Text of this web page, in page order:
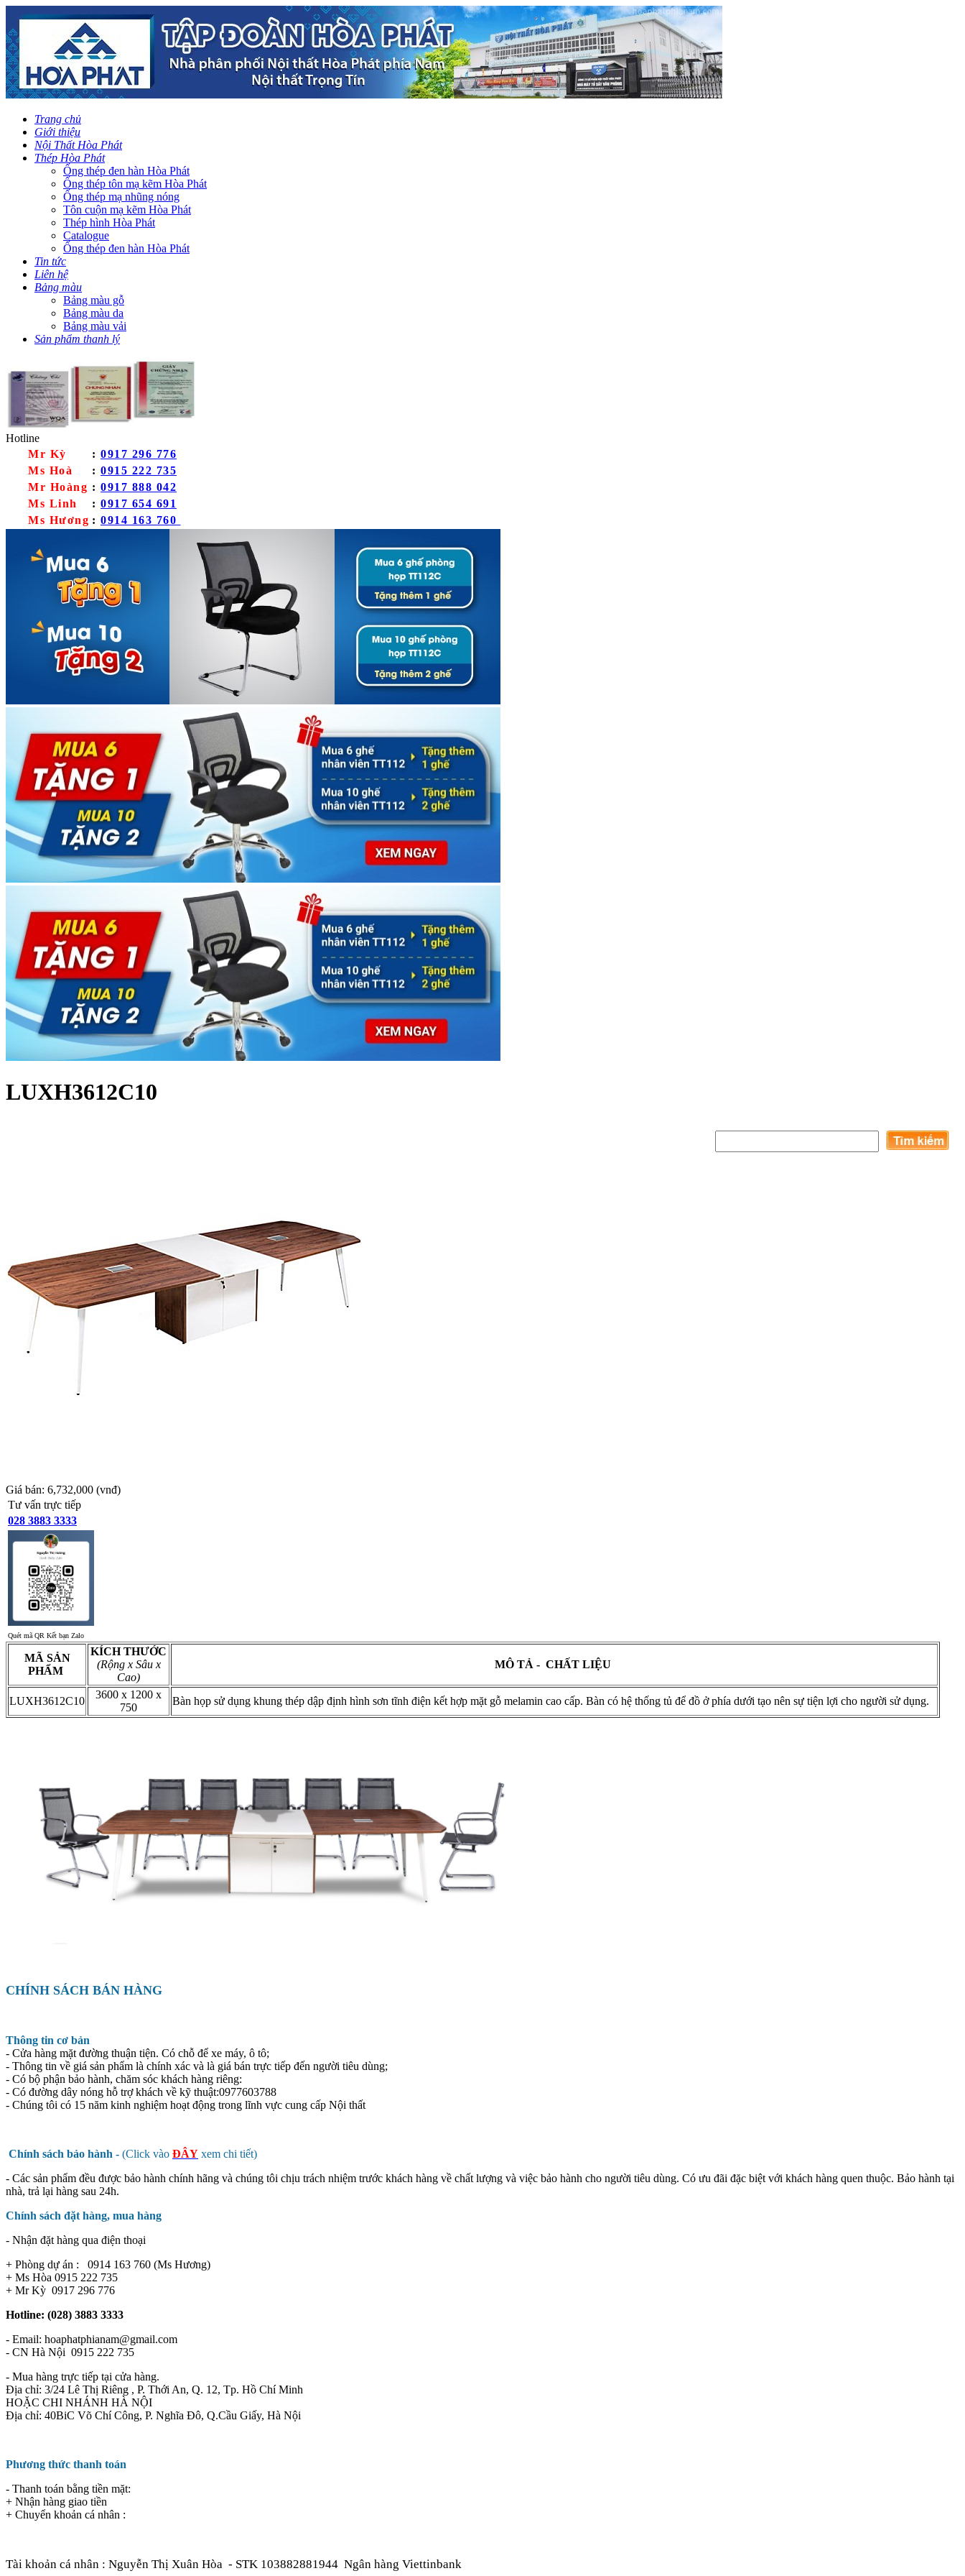
Trang chủ
Giới thiệu
Nội Thất Hòa Phát
Thép Hòa Phát
Ống thép đen hàn Hòa Phát
Ống thép tôn mạ kẽm Hòa Phát
Ống thép mạ nhũng nóng
Tôn cuộn mạ kẽm Hòa Phát
Thép hình Hòa Phát
Catalogue
Ống thép đen hàn Hòa Phát
Tin tức
Liên hệ
Bảng màu
Bảng màu gỗ
Bảng màu da
Bảng màu vải
Sản phẩm thanh lý
Hotline
Mr Kỳ
: 0917 296 776
Ms Hoà
: 0915 222 735
Mr Hoàng : 0917 888 042
Ms Linh
: 0917 654 691
Ms Hương : 0914 163 760
LUXH3612C10
Giá bán: 6,732,000 (vnđ)
Tư vấn trực tiếp
028 3883 3333
Quét mã QR Kết bạn Zalo
MÃ SẢN
PHẨM
KÍCH THƯỚC
(Rộng x Sâu x
Cao)
MÔ TẢ - CHẤT LIỆU
LUXH3612C10
3600 x 1200 x
750
Bàn họp sử dụng khung thép dập định hình sơn tĩnh điện kết hợp mặt gỗ melamin cao cấp. Bàn có hệ thống tủ để đồ ở phía dưới tạo nên sự tiện lợi cho người sử dụng.
CHÍNH SÁCH BÁN HÀNG
Thông tin cơ bản
- Cửa hàng mặt đường thuận tiện. Có chỗ để xe máy, ô tô;
- Thông tin về giá sản phẩm là chính xác và là giá bán trực tiếp đến người tiêu dùng;
- Có bộ phận bảo hành, chăm sóc khách hàng riêng:
- Có đường dây nóng hỗ trợ khách về kỹ thuật:0977603788
- Chúng tôi có 15 năm kinh nghiệm hoạt động trong lĩnh vực cung cấp Nội thất
Chính sách bảo hành - (Click vào ĐÂY xem chi tiết)
- Các sản phẩm đều được bảo hành chính hãng và chúng tôi chịu trách nhiệm trước khách hàng về chất lượng và việc bảo hành cho người tiêu dùng. Có ưu đãi đặc biệt với khách hàng quen thuộc. Bảo hành tại
nhà, trả lại hàng sau 24h.
Chính sách đặt hàng, mua hàng
- Nhận đặt hàng qua điện thoại
+ Phòng dự án : 0914 163 760 (Ms Hương)
+ Ms Hòa 0915 222 735
+ Mr Kỳ 0917 296 776
Hotline: (028) 3883 3333
- Email: hoaphatphianam@gmail.com
- CN Hà Nội 0915 222 735
- Mua hàng trực tiếp tại cửa hàng.
Địa chỉ: 3/24 Lê Thị Riêng , P. Thới An, Q. 12, Tp. Hồ Chí Minh
HOẶC CHI NHÁNH HÀ NỘI
Địa chỉ: 40BiC Võ Chí Công, P. Nghĩa Đô, Q.Cầu Giấy, Hà Nội
Phương thức thanh toán
- Thanh toán bằng tiền mặt:
+ Nhận hàng giao tiền
+ Chuyển khoản cá nhân :
Tài khoản cá nhân : Nguyễn Thị Xuân Hòa - STK 103882881944 Ngân hàng Viettinbank